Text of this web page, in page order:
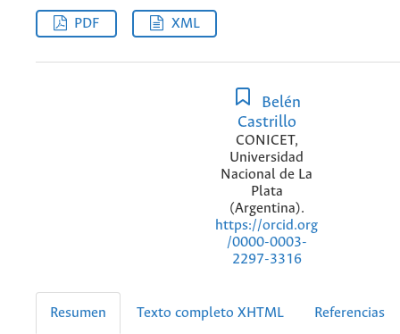
PDF XML
Belén
Castrillo
CONICET,
Universidad
Nacional de La
Plata
(Argentina).
https://orcid.org
/0000-0003-
2297-3316
Resumen Texto completo XHTML Referencias